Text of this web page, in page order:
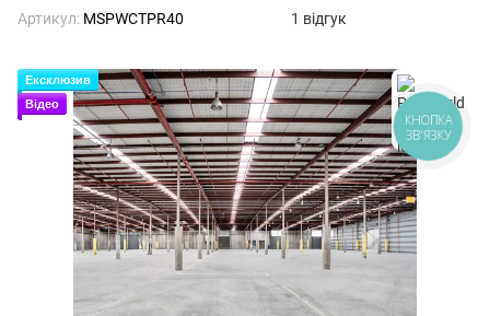
Артикул: MSPWCTPR40 1 відгук
Ексклюзив
Відео
КНОПКА
ЗВ'ЯЗКУ